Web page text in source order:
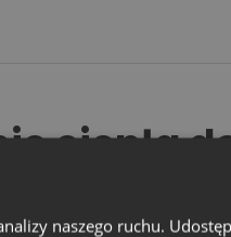
ciepła
naszego ruchu.